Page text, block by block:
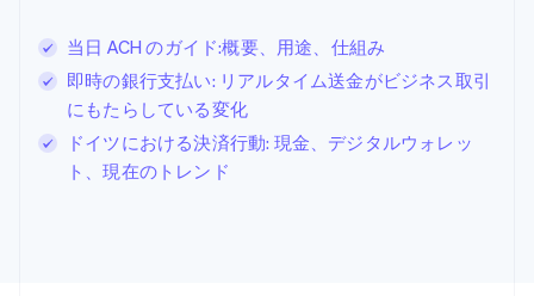
当日 ACH のガイド:概要、用途、仕組み
即時の銀行支払い: リアルタイム送金がビジネス取引
にもたらしている変化
ドイツにおける決済行動: 現金、デジタルウォレッ
ト、現在のトレンド
スイス
DeutschFrançais ItalianoEnglish
スウェーデン
SvenskaEnglish
EspañolEnglish
スロバキア